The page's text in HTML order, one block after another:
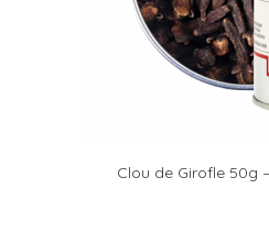
Clou de Girofle 50g